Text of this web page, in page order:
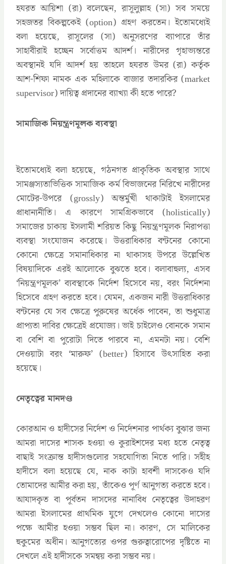
হযরত আয়িশা (রা) বলেছেন, রাসূলুল্লাহ (সা) সব সময়ে
সহজতর বিকল্পকেই (option) গ্রহণ করতেন। ইতোমধ্যেই
বলা হয়েছে, রাসূলের (সা) অনুসরণের ব্যাপারে তাঁর
সাহাবীরাই হচ্ছেন সর্বোত্তম আদর্শ। নারীদের গৃহাভ্যন্তরে
অবস্থানই যদি আদর্শ হয় তাহলে হযরত উমর (রা) কর্তৃক
আশ-শিফা নামক এক মহিলাকে বাজার তদারকির (market
supervisor) দায়িত্ব প্রদানের ব্যাখ্যা কী হতে পারে?
সামাজিক নিয়ন্ত্রণমূলক ব্যবস্থা
ইতোমধ্যেই বলা হয়েছে, গঠনগত প্রাকৃতিক অবস্থার সাথে
সামঞ্জস্যতাভিত্তিক সামাজিক কর্ম বিভাজনের নিরিখে নারীদের
মোটের-উপরে (grossly) অন্তর্মুখী থাকাটাই ইসলামের
প্রাধান্যনীতি। এ কারণে সামগ্রিকভাবে (holistically)
সমাজের চাকায় ইসলামী শরিয়ত কিছু নিয়ন্ত্রণমূলক নিরাপত্তা
ব্যবস্থা সংযোজন করেছে। উত্তরাধিকার বন্টনের কোনো
কোনো ক্ষেত্রে সমানাধিকার না থাকাসহ উপরে উল্লেখিত
বিষয়াদিকে এরই আলোকে বুঝতে হবে। বলাবাহুল্য, এসব
‘নিয়ন্ত্রণমূলক’ ব্যবস্থাকে নির্দেশ হিসেবে নয়, বরং নির্দেশনা
হিসেবে গ্রহণ করতে হবে। যেমন, একজন নারী উত্তরাধিকার
বন্টনের যে সব ক্ষেত্রে পুরুষের অর্ধেক পাবেন, তা শুধুমাত্র
প্রাপ্যতা দাবির ক্ষেত্রেই প্রযোজ্য। ভাই চাইলেও বোনকে সমান
বা বেশি বা পুরোটা দিতে পারবে না, এমনটা নয়। বেশি
দেওয়াটা বরং ‘মারুফ’ (better) হিসাবে উৎসাহিত করা
হয়েছে।
নেতৃত্বের মানদণ্ড
কোরআন ও হাদীসের নির্দেশ ও নির্দেশনার পার্থক্য বুঝার জন্য
আমরা দাসের শাসক হওয়া ও কুরাইশদের মধ্য হতে নেতৃত্ব
বাছাই সংক্রান্ত হাদীসগুলোর সহযোগিতা নিতে পারি। সহীহ
হাদীসে বলা হয়েছে যে, নাক কাটা হাবশী দাসকেও যদি
তোমাদের আমীর করা হয়, তাঁকেও পূর্ণ আনুগত্য করতে হবে।
আযাদকৃত বা পূর্বতন দাসদের নানাবিধ নেতৃত্বের উদাহরণ
আমরা ইসলামের প্রাথমিক যুগে দেখলেও কোনো দাসের
পক্ষে আমীর হওয়া সম্ভব ছিল না। কারণ, সে মালিকের
হুকুমের অধীন। আনুগত্যের ওপর গুরুত্বারোপের দৃষ্টিতে না
দেখলে এই হাদীসকে সমন্বয় করা সম্ভব নয়।